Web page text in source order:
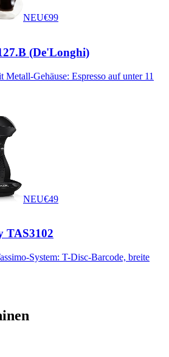
NEU€99
(De'Longhi)
Metall-Gehäuse: Espresso auf unter 11
NEU€49
TAS3102
System: T-Disc-Barcode, breite